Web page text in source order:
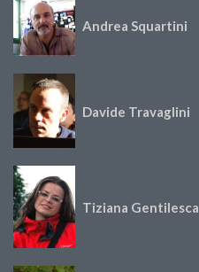
Andrea Squartini
Davide Travaglini
Tiziana Gentilesca